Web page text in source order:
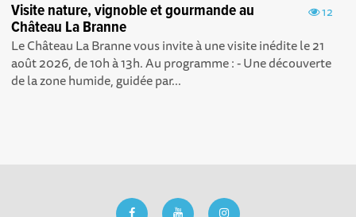
12
Visite nature, vignoble et gourmande au
Château La Branne
Le Château La Branne vous invite à une visite inédite le 21
août 2026, de 10h à 13h. Au programme : - Une découverte
de la zone humide, guidée par...